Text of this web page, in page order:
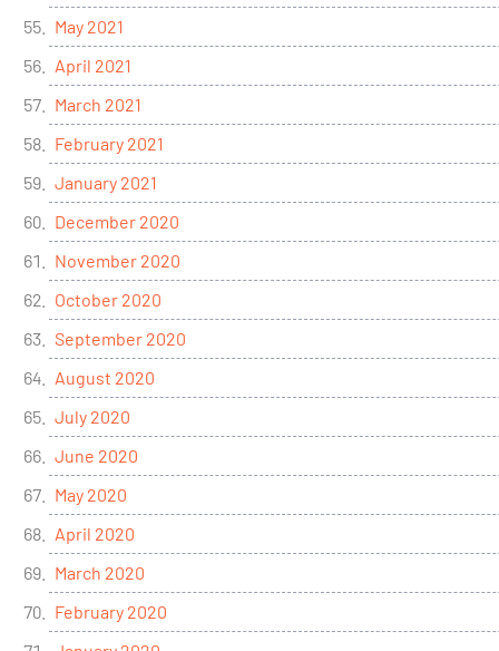
May 2021
April 2021
March 2021
February 2021
January 2021
December 2020
November 2020
October 2020
September 2020
August 2020
July 2020
June 2020
May 2020
April 2020
March 2020
February 2020